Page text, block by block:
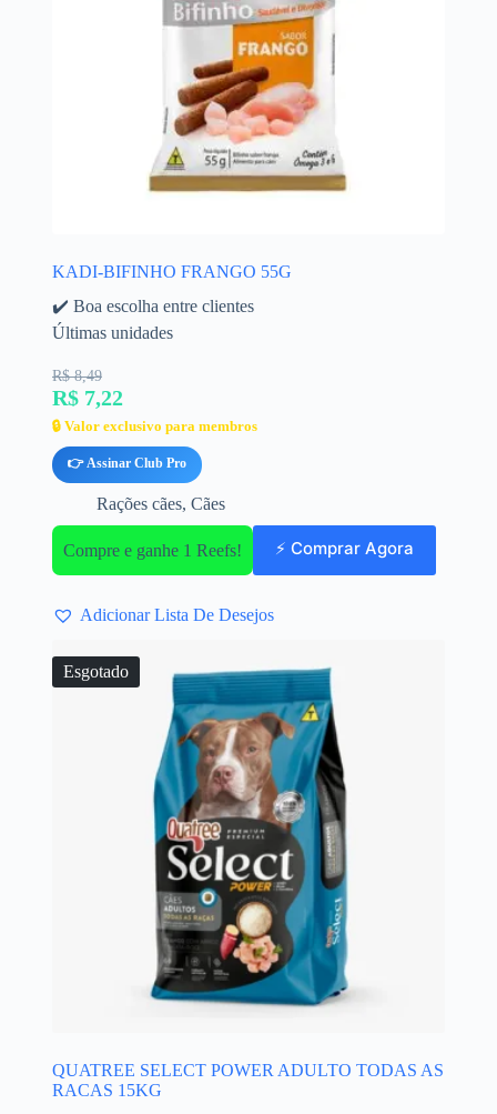
KADI-BIFINHO FRANGO 55G
✔️ Boa escolha entre clientes
Últimas unidades
R$ 8,49
R$ 7,22
🔒 Valor exclusivo para membros
👉 Assinar Club Pro
Rações cães, Cães
Compre e ganhe 1 Reefs! ⚡ Comprar Agora
Adicionar Lista De Desejos
Esgotado
QUATREE SELECT POWER ADULTO TODAS AS
RACAS 15KG